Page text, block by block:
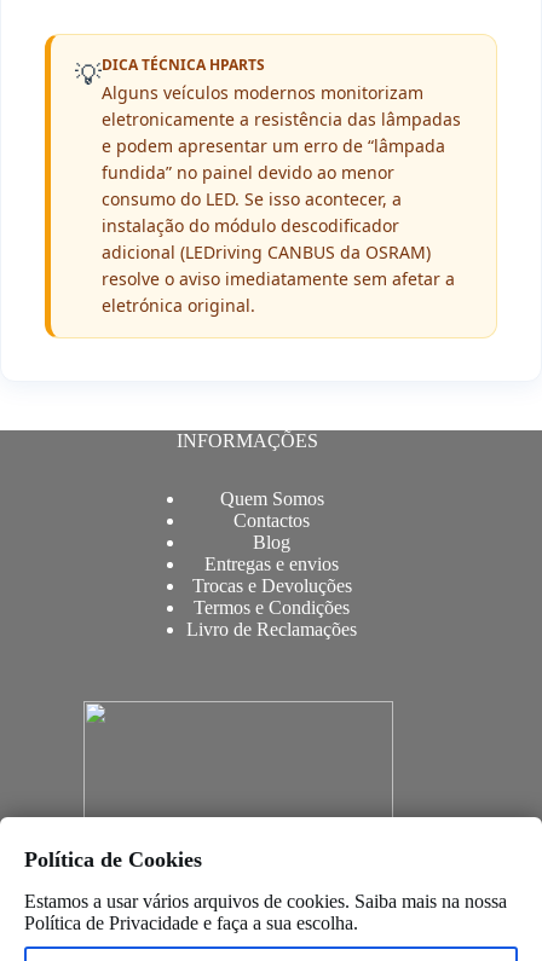
💡DICA TÉCNICA HPARTS
Alguns veículos modernos monitorizam
eletronicamente a resistência das lâmpadas
e podem apresentar um erro de “lâmpada
fundida” no painel devido ao menor
consumo do LED. Se isso acontecer, a
instalação do módulo descodificador
adicional (LEDriving CANBUS da OSRAM)
resolve o aviso imediatamente sem afetar a
eletrónica original.
INFORMAÇÕES
Quem Somos
Contactos
Blog
Entregas e envios
Trocas e Devoluções
Termos e Condições
Livro de Reclamações
Política de Cookies
Estamos a usar vários arquivos de cookies. Saiba mais na nossa
Política de Privacidade e faça a sua escolha.